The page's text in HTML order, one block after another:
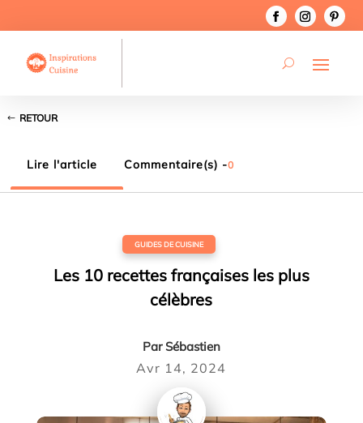
RETOUR
Lire l'article Commentaire(s) -0
GUIDES DE CUISINE
Les 10 recettes françaises les plus
célèbres
ParSébastien
Avr 14, 2024